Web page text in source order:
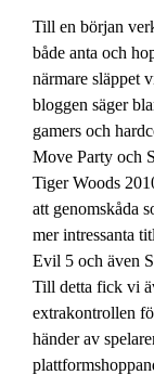
Till en början
både anta och
närmare släppet
bloggen säger
gamers och
Move Party och
Tiger Woods
att genomskåda
mer intressanta
Evil 5 och även
Till detta fick vi
extrakontrollen
händer av